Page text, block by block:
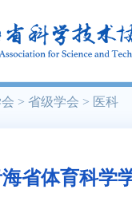
> 省级学会 > 医科
省体育科学